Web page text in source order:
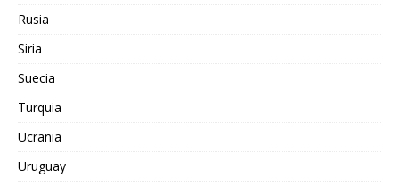
Rusia
Siria
Suecia
Turquia
Ucrania
Uruguay